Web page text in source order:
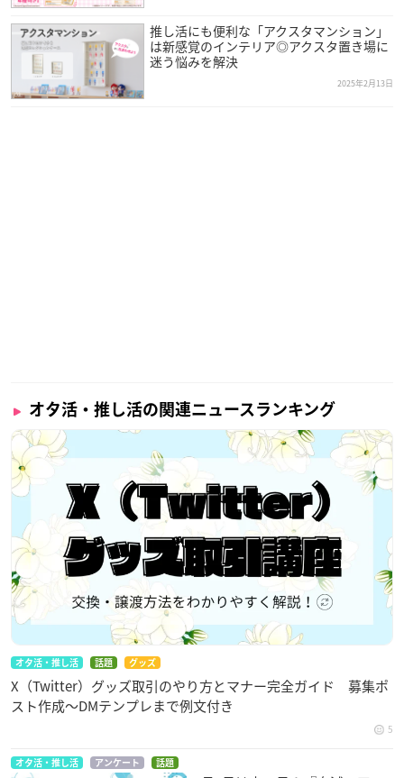
推し活にも便利な「アクスタマンション」
は新感覚のインテリア◎アクスタ置き場に
迷う悩みを解決
2025年2月13日
オタ活・推し活の関連ニュースランキング
オタ活・推し活 話題 グッズ
X（Twitter）グッズ取引のやり方とマナー完全ガイド 募集ポ
スト作成〜DMテンプレまで例文付き
5
オタ活・推し活 アンケート 話題